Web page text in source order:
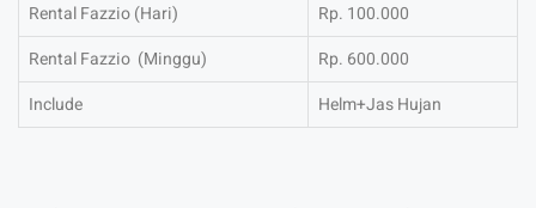
Rental Fazzio (Hari)
Rp. 100.000
Rental Fazzio (Minggu)
Rp. 600.000
Include
Helm+Jas Hujan